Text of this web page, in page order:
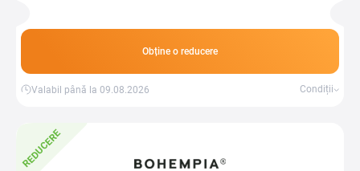
Obține o reducere
Valabil până la 09.08.2026 Condiții
REDUCERE